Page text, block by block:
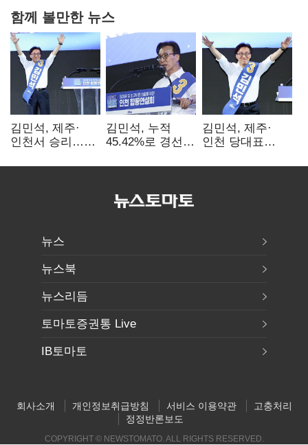
함께 볼만한 뉴스
김민석, 제주·
인천서 승리…
탈환'(종합)
김민석, 누적
45.42%로 경선
격차
김민석, 제주·
인천 당대표
뉴스
뉴스북
뉴스리듬
토마토증권통 Live
IB토마토
회사소개 개인정보취급방침 서비스 이용약관
고충처리
정정반론보도
COPYRIGHT © NEWSTOMATO. ALL RIGHTS RESERVED.